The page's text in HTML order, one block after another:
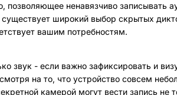
позволяющее ненавязчиво записывать
широкий выбор скрытых
вашим потребностям.
звук - если важно зафиксировать и
на то, что устройство совсем
камерой могут вести запись не